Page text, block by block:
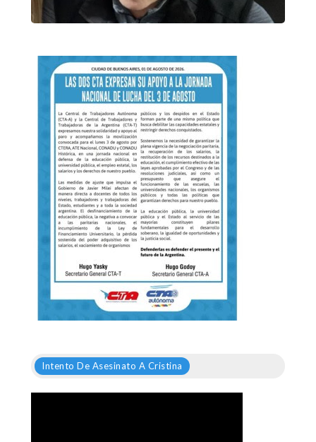
Intento De Asesinato A Cristina